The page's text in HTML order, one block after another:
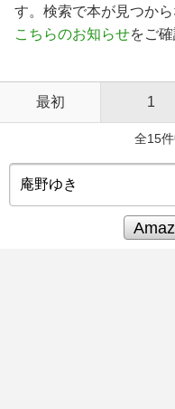
す。検索で本が見つか
こちらのお知らせをご
最初 1
全15